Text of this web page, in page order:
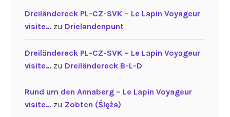
Dreiländereck PL-CZ-SVK – Le Lapin Voyageur
visite…zu Drielandenpunt
Dreiländereck PL-CZ-SVK – Le Lapin Voyageur
visite…zu Dreiländereck B-L-D
Rund um den Annaberg – Le Lapin Voyageur
visite…zu Zobten (Ślęża)